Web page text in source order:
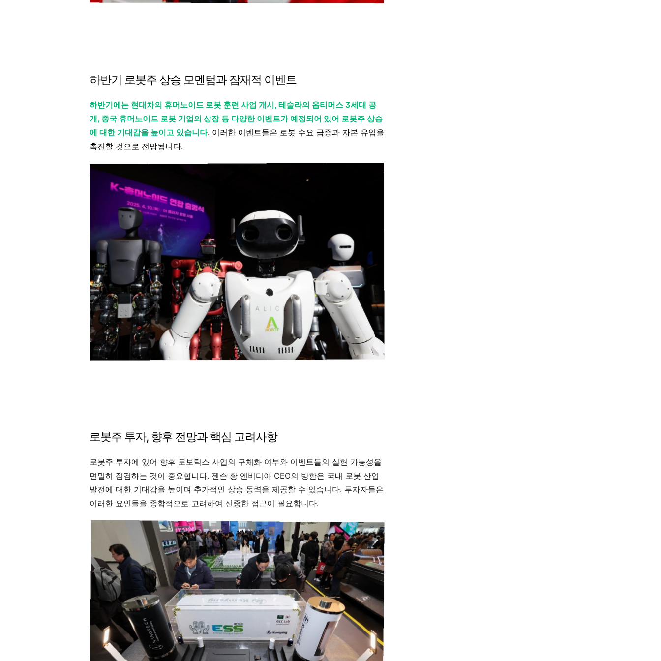
하반기 로봇주 상승 모멘텀과 잠재적 이벤트
하반기에는 현대차의 휴머노이드 로봇 훈련 사업 개시, 테슬라의 옵티머스 3세대 공
개, 중국 휴머노이드 로봇 기업의 상장 등 다양한 이벤트가 예정되어 있어 로봇주 상승
에 대한 기대감을 높이고 있습니다. 이러한 이벤트들은 로봇 수요 급증과 자본 유입을
촉진할 것으로 전망됩니다.
로봇주 투자, 향후 전망과 핵심 고려사항
로봇주 투자에 있어 향후 로보틱스 사업의 구체화 여부와 이벤트들의 실현 가능성을
면밀히 점검하는 것이 중요합니다. 젠슨 황 엔비디아 CEO의 방한은 국내 로봇 산업
발전에 대한 기대감을 높이며 추가적인 상승 동력을 제공할 수 있습니다. 투자자들은
이러한 요인들을 종합적으로 고려하여 신중한 접근이 필요합니다.